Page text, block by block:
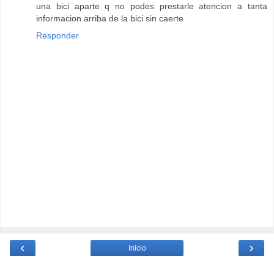
una bici aparte q no podes prestarle atencion a tanta
informacion arriba de la bici sin caerte
Responder
‹ ›
Inicio